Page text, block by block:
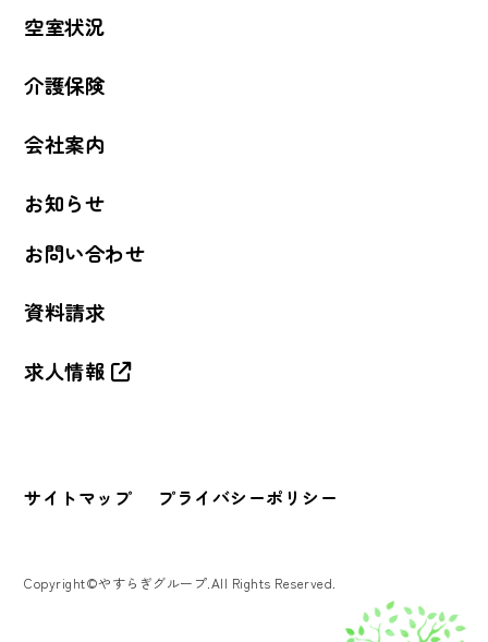
空室状況
介護保険
会社案内
お知らせ
お問い合わせ
資料請求
求人情報
サイトマップ プライバシーポリシー
Copyright©やすらぎグループ.All Rights Reserved.